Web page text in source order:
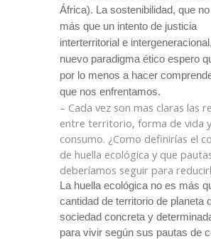
África). La sostenibilidad, que
más que un intento de justicia
interterritorial e
nuevo paradigma ético espero
por lo menos a hacer
que nos enfrentamos.
– Cada vez son mas claras las
entre territorio, forma de vida y
consumo. ¿Como definirías el
de huella ecológica y que
deberíamos seguir para
La huella ecológica no es más
cantidad de territorio de planeta
sociedad concreta y
para vivir según sus pautas de